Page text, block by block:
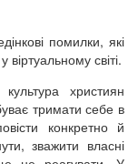
помилки, які
світі.
християн
тримати себе в
конкретно й
зважити власні